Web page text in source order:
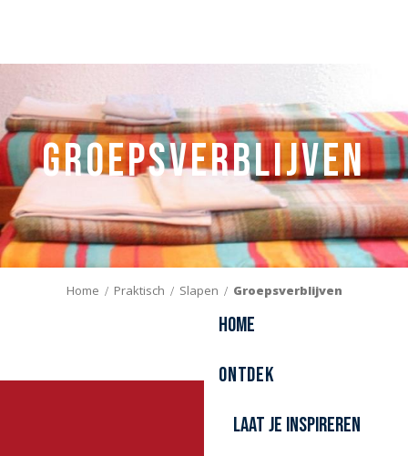
Home
Ontdek
Laat je inspireren
Groepsverblijven
Home Praktisch Slapen Groepsverblijven